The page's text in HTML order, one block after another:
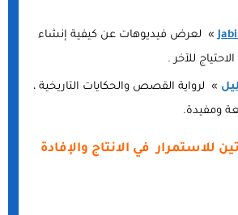
» لعرض فيديوهات عن كيفية إنشاء
للآخر .
» لرواية القصص والحكايات التاريخية ،
ومفيدة.
للاستمرار في الانتاج والإفادة